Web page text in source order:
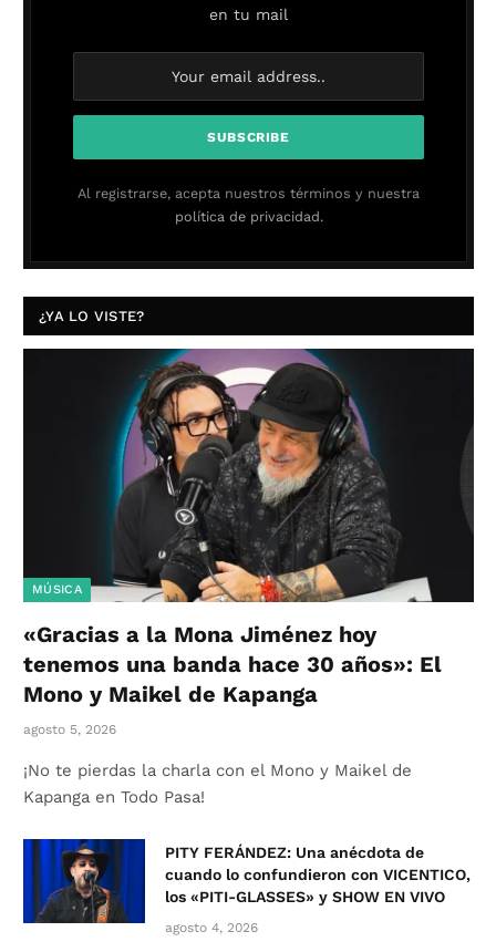
en tu mail
Al registrarse, acepta nuestros términos y nuestra
política de privacidad.
¿YA LO VISTE?
MÚSICA
«Gracias a la Mona Jiménez hoy
tenemos una banda hace 30 años»: El
Mono y Maikel de Kapanga
agosto 5, 2026
¡No te pierdas la charla con el Mono y Maikel de
Kapanga en Todo Pasa!
PITY FERÁNDEZ: Una anécdota de
cuando lo confundieron con VICENTICO,
los «PITI-GLASSES» y SHOW EN VIVO
agosto 4, 2026